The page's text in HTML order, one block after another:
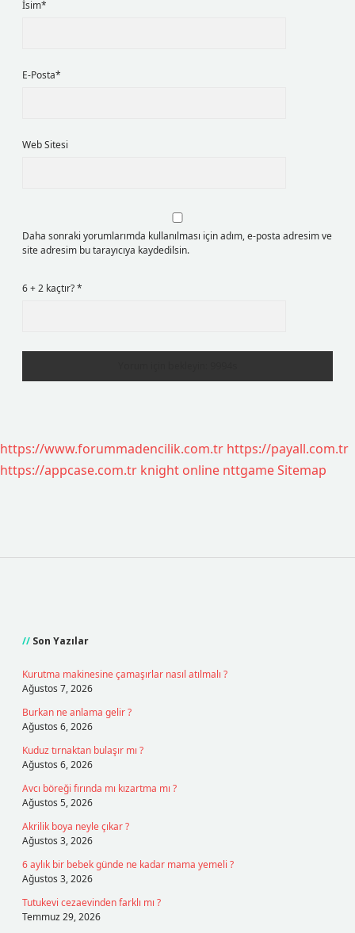
İsim*
E-Posta*
Web Sitesi
Daha sonraki yorumlarımda kullanılması için adım, e-posta adresim ve
site adresim bu tarayıcıya kaydedilsin.
6 + 2 kaçtır?*
https://www.forummadencilik.com.tr https://payall.com.tr
https://appcase.com.tr knight online nttgameSitemap
Son Yazılar
Kurutma makinesine çamaşırlar nasıl atılmalı ?
Ağustos 7, 2026
Burkan ne anlama gelir ?
Ağustos 6, 2026
Kuduz tırnaktan bulaşır mı ?
Ağustos 6, 2026
Avcı böreği fırında mı kızartma mı ?
Ağustos 5, 2026
Akrilik boya neyle çıkar ?
Ağustos 3, 2026
6 aylık bir bebek günde ne kadar mama yemeli ?
Ağustos 3, 2026
Tutukevi cezaevinden farklı mı ?
Temmuz 29, 2026